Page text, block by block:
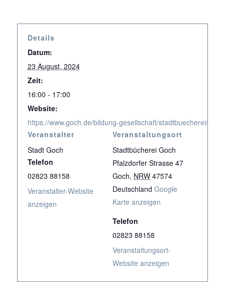
Details
Datum:
23 August, 2024
Zeit:
16:00 - 17:00
Website:
https://www.goch.de/bildung-gesellschaft/stadtbuecherei/
Veranstaltungsort
Stadtbücherei Goch
Pfalzdorfer Strasse 47
Goch, NRW 47574
Deutschland Google
Karte anzeigen
Telefon
02823 88158
Veranstaltungsort-
Website anzeigen
Veranstalter
Stadt Goch
Telefon
02823 88158
Veranstalter-Website
anzeigen